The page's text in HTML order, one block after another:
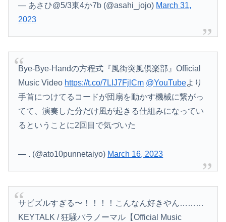
— あさひ@5/3東4か7b (@asahi_jojo) March 31,
2023
Bye-Bye-Handの方程式『風街突風倶楽部』Official
Music Video https://t.co/7LIJ7FjlCm @YouTubeより
手首につけてるコードが団扇を動かす機械に繋がっ
てて、演奏した分だけ風が起きる仕組みになってい
るということに2回目で気づいた
— . (@ato10punnetaiyo) March 16, 2023
サビズルすぎる〜！！！！こんなん好きやん………
KEYTALK / 狂騒パラノーマル【Official Music